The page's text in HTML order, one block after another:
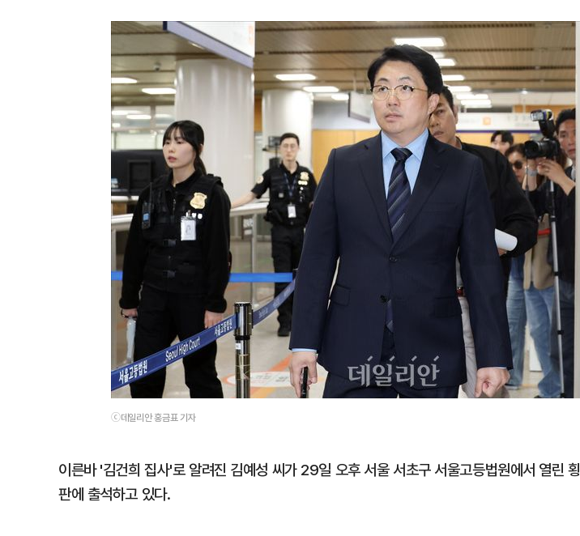
ⓒ데일리안 홍금표 기자
이른바 '김건희 집사'로 알려진 김예성 씨가 29일 오후 서울 서초구 서울고등법원에서 열린
판에 출석하고 있다.
1
2
3
4
5